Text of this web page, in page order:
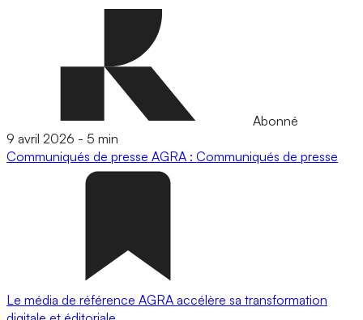
Abonné
9 avril 2026 - 5 min
Communiqués de presse AGRA : Communiqués de presse
Le média de référence AGRA accélère sa transformation